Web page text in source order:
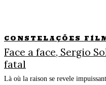
CONSTELAÇÕES
Face a face, Sergio
fatal
Là où la raison se revele